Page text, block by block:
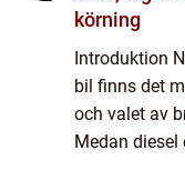
körning
Introduktion
bil finns det
och valet av
Medan